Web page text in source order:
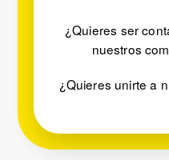
¿Quieres ser
nuestros
¿Quieres unirte a